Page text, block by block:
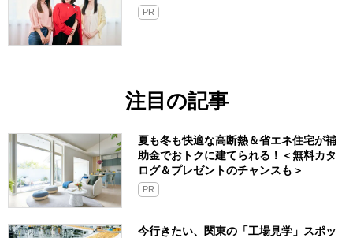
PR
注目の記事
夏も冬も快適な高断熱＆省エネ住宅が補
助金でおトクに建てられる！＜無料カタ
ログ＆プレゼントのチャンスも＞
PR
今行きたい、関東の「工場見学」スポッ